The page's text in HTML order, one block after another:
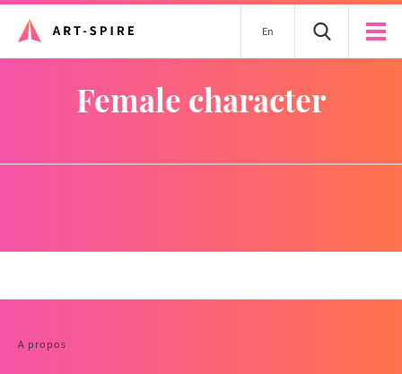
En
female character
A propos